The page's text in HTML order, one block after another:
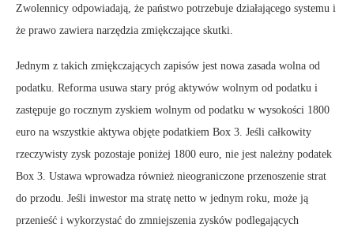
Zwolennicy odpowiadają, że państwo potrzebuje działającego systemu i
że prawo zawiera narzędzia zmiękczające skutki.
Jednym z takich zmiękczających zapisów jest nowa zasada wolna od
podatku. Reforma usuwa stary próg aktywów wolnym od podatku i
zastępuje go rocznym zyskiem wolnym od podatku w wysokości 1800
euro na wszystkie aktywa objęte podatkiem Box 3. Jeśli całkowity
rzeczywisty zysk pozostaje poniżej 1800 euro, nie jest należny podatek
Box 3. Ustawa wprowadza również nieograniczone przenoszenie strat
do przodu. Jeśli inwestor ma stratę netto w jednym roku, może ją
przenieść i wykorzystać do zmniejszenia zysków podlegających